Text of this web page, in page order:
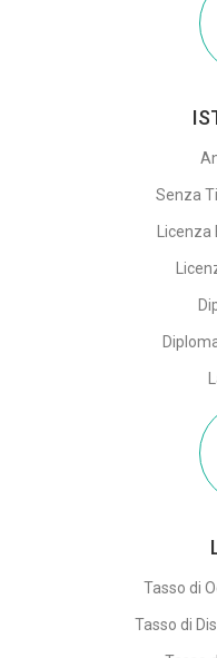
Senza
Tasso di
Tasso di